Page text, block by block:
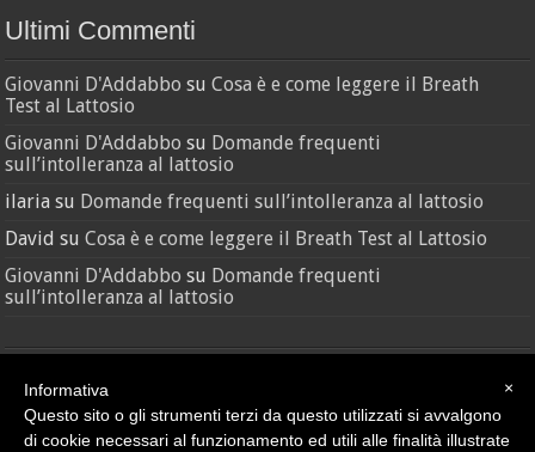
Ultimi Commenti
Giovanni D'Addabbo suCosa è e come leggere il Breath
Test al Lattosio
Giovanni D'Addabbo su Domande frequenti
sull’intolleranza al lattosio
ilaria su Domande frequenti sull’intolleranza al lattosio
David suCosa è e come leggere il Breath Test al Lattosio
Giovanni D'Addabbo su Domande frequenti
sull’intolleranza al lattosio
×
Informativa
Questo sito o gli strumenti terzi da questo utilizzati si avvalgono
di cookie necessari al funzionamento ed utili alle finalità illustrate